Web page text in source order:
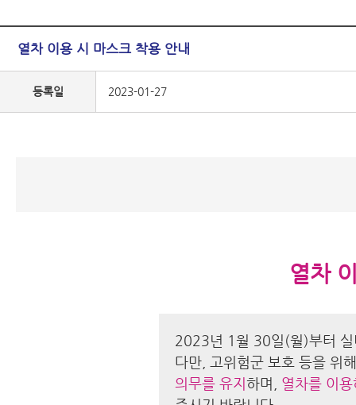
열차 이용 시 마스크 착용 안내
등록일 2023-01-27
열차
2023년 1월 30일(월)부터 실
다만, 고위험군 보호 등을 위
의무를 유지 하며, 열차를 이